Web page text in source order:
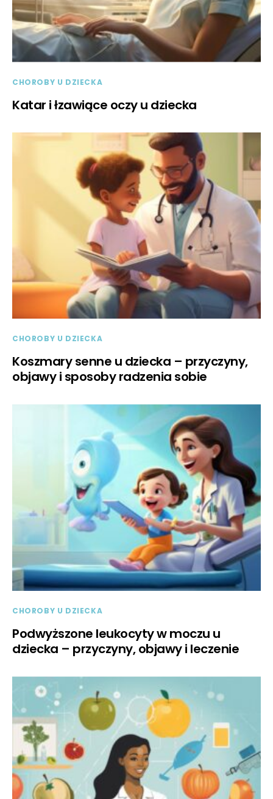
CHOROBY U DZIECKA
Katar i łzawiące oczy u dziecka
CHOROBY U DZIECKA
Koszmary senne u dziecka – przyczyny,
objawy i sposoby radzenia sobie
CHOROBY U DZIECKA
Podwyższone leukocyty w moczu u
dziecka – przyczyny, objawy i leczenie